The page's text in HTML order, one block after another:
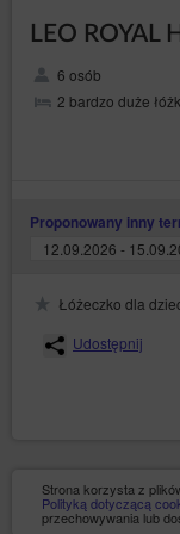
Jeżeli
na
odmowy.
LEO ROYAL
6 osób
2 bardzo duże
Proponowany inny
12.09.2026 -
Łóżeczko dla
Udostępnij
Strona korzysta z
Polityką dotyczącą
przechowywania lub